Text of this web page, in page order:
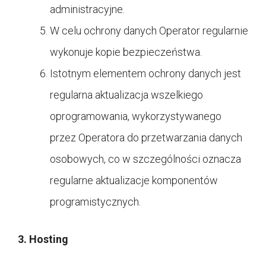
administracyjne.
W celu ochrony danych Operator regularnie
wykonuje kopie bezpieczeństwa.
Istotnym elementem ochrony danych jest
regularna aktualizacja wszelkiego
oprogramowania, wykorzystywanego
przez Operatora do przetwarzania danych
osobowych, co w szczególności oznacza
regularne aktualizacje komponentów
programistycznych.
3. Hosting